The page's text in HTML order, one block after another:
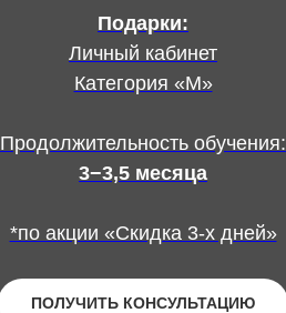
Подарки:
Личный кабинет
Категория «М»
Продолжительность обучения:
3−3,5 месяца
*по акции «Скидка 3-х дней»
ПОЛУЧИТЬ КОНСУЛЬТАЦИЮ